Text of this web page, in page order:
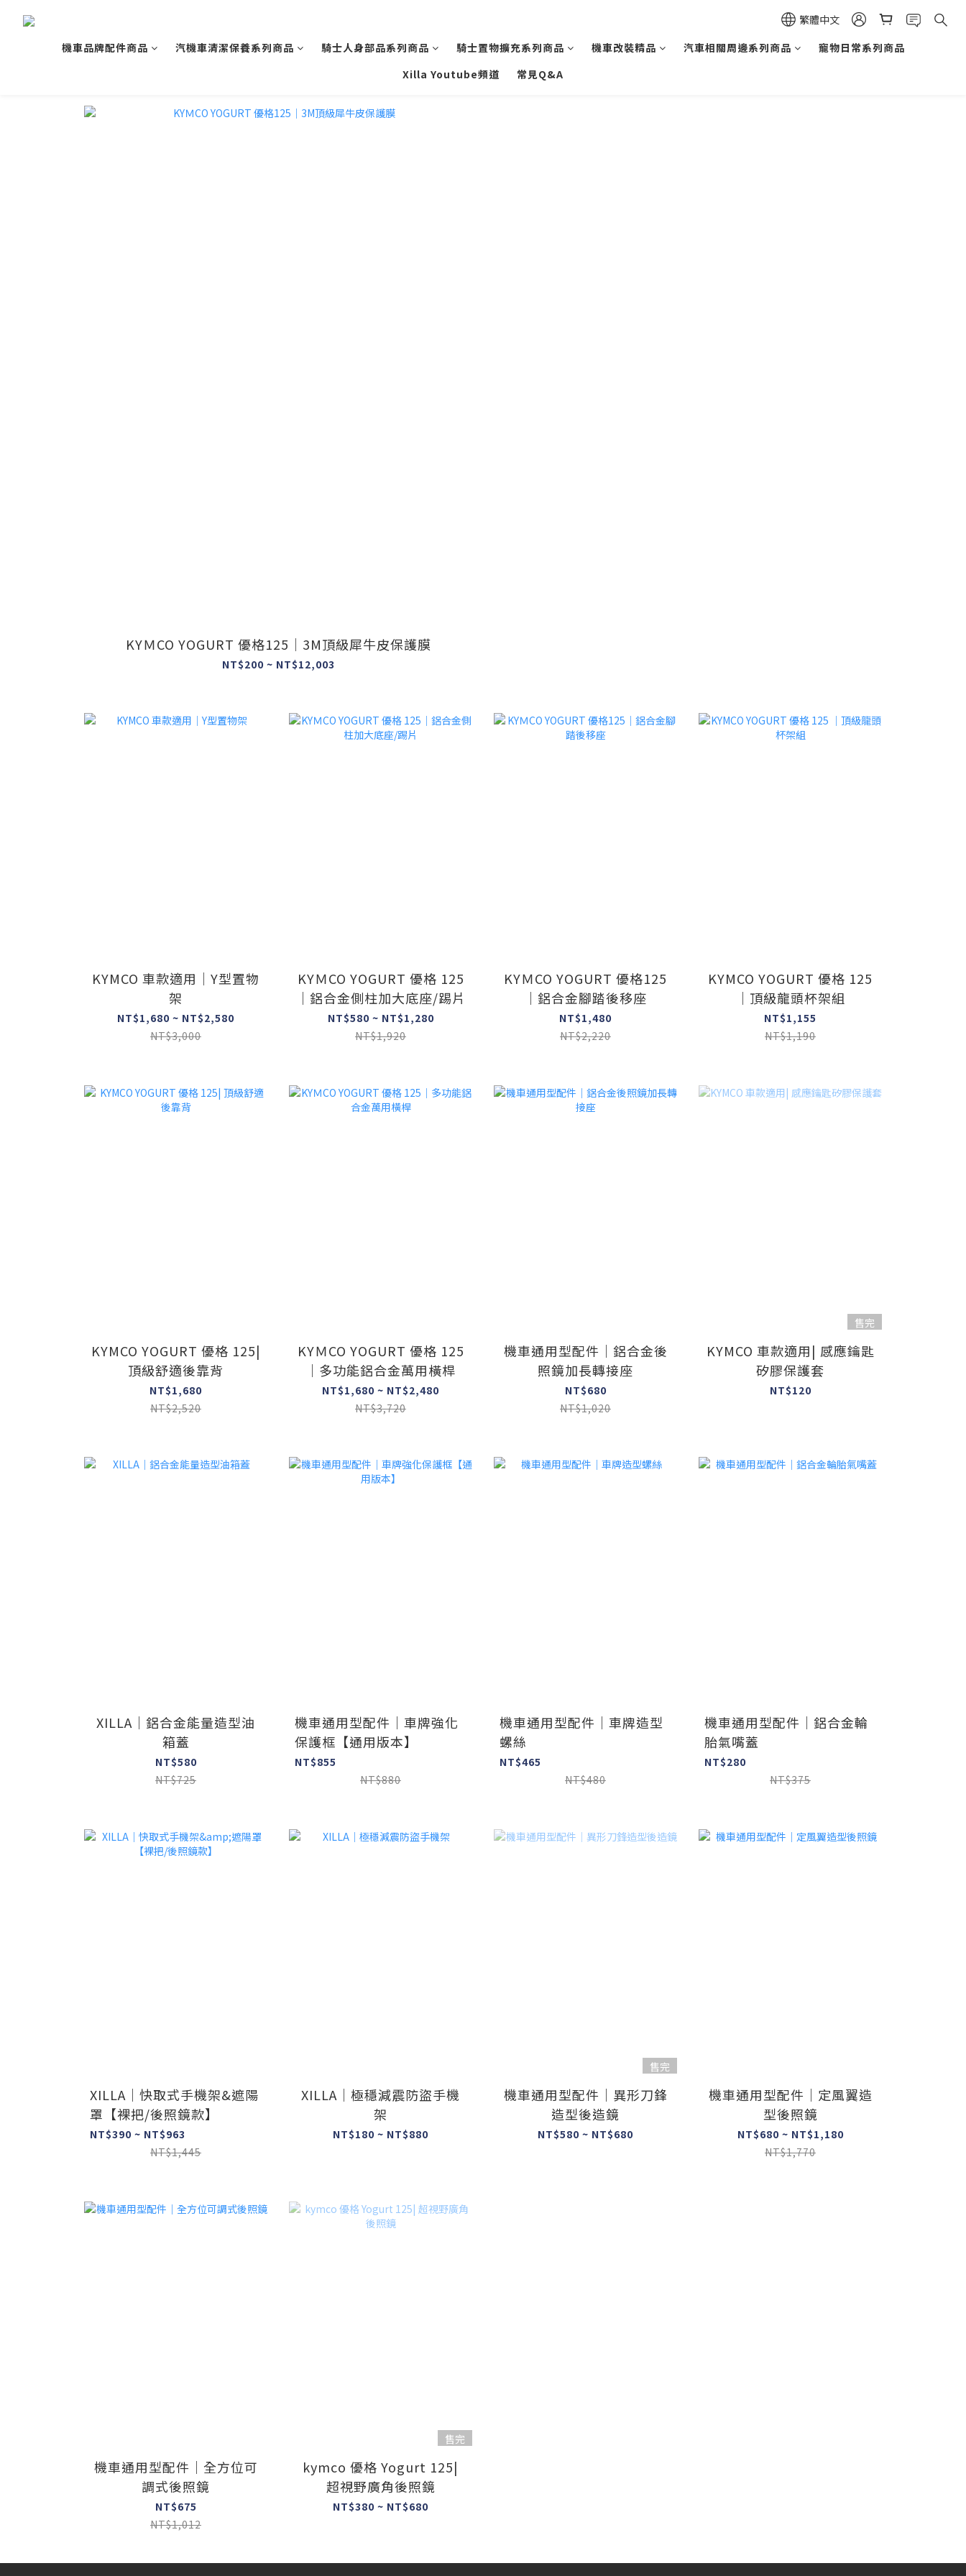
繁體中文
機車品牌配件商品
汽機車清潔保養系列商品 騎士人身部品系列商品 騎士置物擴充系列商品 機車改裝精品 汽車相關周邊系列商品
寵物日常系列商品
Xilla Youtube頻道
常見Q&A
KYＭCO YOGURT 優格125｜3M頂級犀牛皮保護膜
NT$200 ~ NT$12,003
KYMCO 車款適用｜Y型置物
架
NT$1,680 ~ NT$2,580
NT$3,000
KYＭCO YOGURT 優格 125
｜鋁合金側柱加大底座/踢片
NT$580 ~ NT$1,280
NT$1,920
KYＭCO YOGURT 優格125
｜鋁合金腳踏後移座
NT$1,480
NT$2,220
KYMCO YOGURT 優格 125
｜頂級龍頭杯架組
NT$1,155
NT$1,190
KYMCO YOGURT 優格 125|
頂級舒適後靠背
NT$1,680
NT$2,520
KYＭCO YOGURT 優格 125
｜多功能鋁合金萬用橫桿
NT$1,680 ~ NT$2,480
NT$3,720
機車通用型配件｜鋁合金後
照鏡加長轉接座
NT$680
NT$1,020
售完
KYMCO 車款適用| 感應鑰匙
矽膠保護套
NT$120
XILLA｜鋁合金能量造型油
箱蓋
NT$580
NT$725
機車通用型配件｜車牌強化
保護框【通用版本】
NT$855
NT$880
機車通用型配件｜車牌造型
螺絲
NT$465
NT$480
機車通用型配件｜鋁合金輪
胎氣嘴蓋
NT$280
NT$375
XILLA｜快取式手機架&遮陽
罩【裸把/後照鏡款】
NT$390 ~ NT$963
NT$1,445
XILLA｜極穩減震防盜手機
架
NT$180 ~ NT$880
售完
機車通用型配件｜異形刀鋒
造型後造鏡
NT$580 ~ NT$680
機車通用型配件｜定風翼造
型後照鏡
NT$680 ~ NT$1,180
NT$1,770
機車通用型配件｜全方位可
調式後照鏡
NT$675
NT$1,012
售完
kymco 優格 Yogurt 125|
超視野廣角後照鏡
NT$380 ~ NT$680